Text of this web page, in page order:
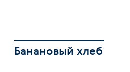
Банановый хлеб